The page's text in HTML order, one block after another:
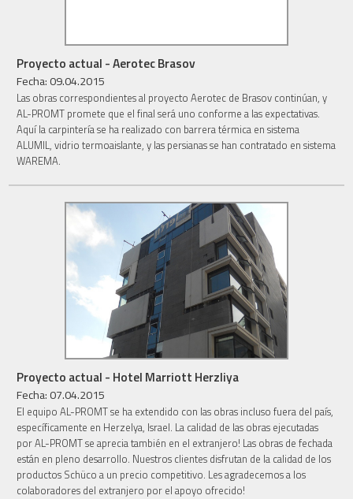
Proyecto actual - Aerotec Brasov
Fecha: 09.04.2015
Las obras correspondientes al proyecto Aerotec de Brasov continúan, y
AL-PROMT promete que el final será uno conforme a las expectativas.
Aquí la carpintería se ha realizado con barrera térmica en sistema
ALUMIL, vidrio termoaislante, y las persianas se han contratado en sistema
WAREMA.
Proyecto actual - Hotel Marriott Herzliya
Fecha: 07.04.2015
El equipo AL-PROMT se ha extendido con las obras incluso fuera del país,
específicamente en Herzelya, Israel. La calidad de las obras ejecutadas
por AL-PROMT se aprecia también en el extranjero! Las obras de fechada
están en pleno desarrollo. Nuestros clientes disfrutan de la calidad de los
productos Schüco a un precio competitivo. Les agradecemos a los
colaboradores del extranjero por el apoyo ofrecido!